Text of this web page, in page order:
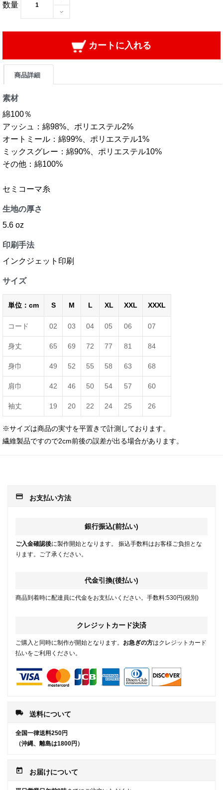
数量
カートに入れる
商品詳細
素材
綿100％
アッシュ：綿98%、ポリエステル2%
オートミール：綿99%、ポリエステル1%
ミックスグレー：綿90%、ポリエステル10%
その他：綿100%
セミコーマ糸
生地の厚さ
5.6 oz
印刷手法
インクジェット印刷
サイズ
単位：cm S M L XL XXL XXXL
コード 02 03 04 05 06 07
身丈 65 69 72 77 81 84
身巾 49 52 55 58 63 68
肩巾 42 46 50 54 57 60
袖丈 19 20 22 24 25 26
※サイズは商品の実寸を平置きで計測しております。
繊維製品ですので2cm前後の誤差が出る場合があります。
payment お支払い方法
銀行振込(前払い)
ご入金確認後に製作開始となります。 振込手数料はお客様ご負担とな
ります。ご了承ください。
代金引換(後払い)
商品到着時に配達員に代金をお支払いください。手数料:530円(税別)
クレジットカード決済
ご購入と同時に制作が開始となります。 お急ぎの方はクレジットカード
払いをご利用ください。
local_shipping 送料について
全国一律送料250円
（沖縄、離島は1800円）
today お届けについて